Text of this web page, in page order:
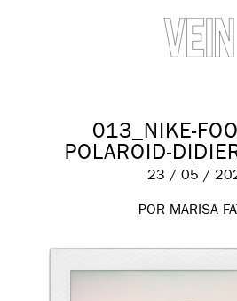
013_NIKE-
POLAROID-
23 / 05 /
POR MARISA